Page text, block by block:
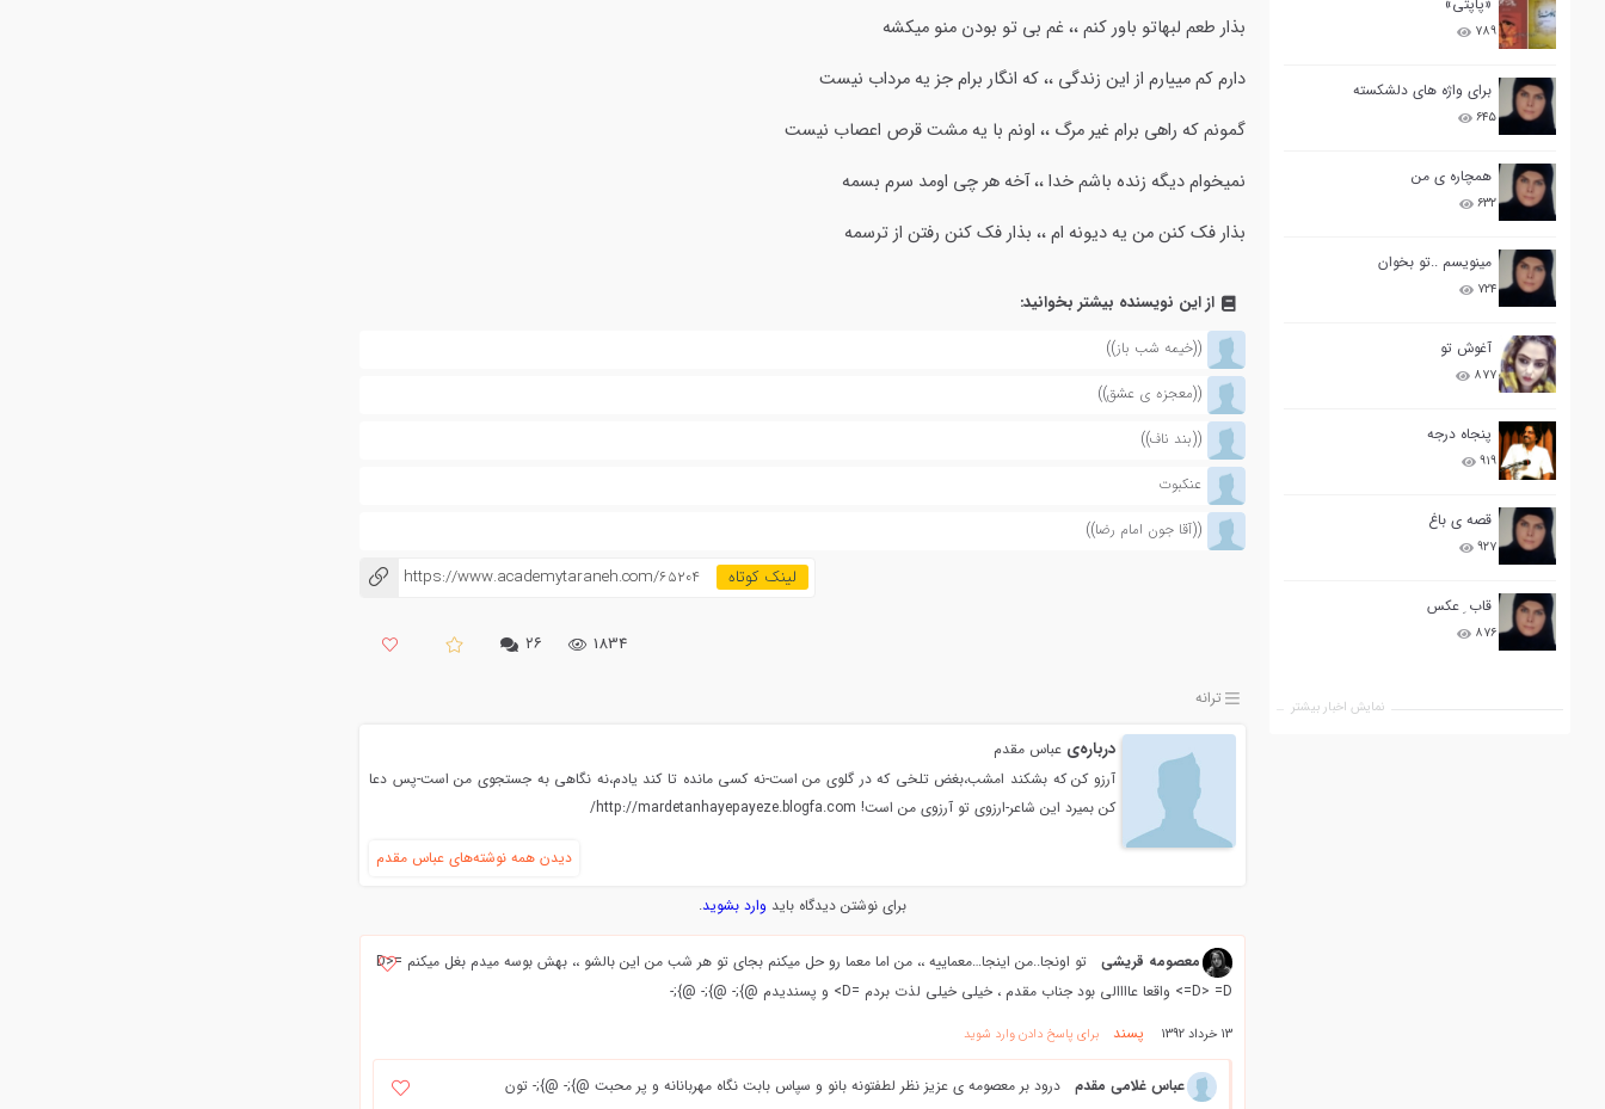
۷۸۹
برای واژه های دلشکسته
۶۴۵
همچاره ی من
۶۳۲
مینویسم ..تو بخوان
۷۲۴
آغوش تو
۸۷۷
پنجاه درجه
۹۱۹
قصه ی باغ
۹۲۷
قاب ِ عکس
۸۷۶
نمایش اخبار بیشتر
بذار طعم لبهاتو باور کنم ،، غم بی تو بودن منو میکشه
دارم کم مییارم از این زندگی ،، که انگار برام جز یه مرداب نیست
گمونم که راهی برام غیر مرگ ،، اونم با یه مشت قرص اعصاب نیست
نمیخوام دیگه زنده باشم خدا ،، آخه هر چی اومد سرم بسمه
بذار فک کنن من یه دیونه ام ،، بذار فک کنن رفتن از ترسمه
از این نویسنده بیشتر بخوانید:
((خیمه شب باز))
((معجزه ی عشق))
((بند ناف))
عنکبوت
((آقا جون امام رضا))
https://www.academytaraneh.com/65204
1834 ۲۶
ترانه
درباره‌یعباس مقدم
آرزو کن که بشکند امشب،بغض تلخی که در گلوی من است-نه کسی مانده تا کند یادم،نه نگاهی به جستجوی من است-پس دعا
کن بمیرد این شاعر-ارزوی تو آرزوی من است! http://mardetanhayepayeze.blogfa.com/
دیدن همه نوشته‌های عباس مقدم
برای نوشتن دیدگاه باید وارد بشوید.
معصومه قریشی
تو اونجا..من اینجا…معماییه ،، من اما معما رو حل میکنم بجای تو هر شب من این بالشو ،، بهش بوسه میدم بغل میکنم =D>
=D> =D> واقعا عاااالی بود جناب مقدم ، خیلی خیلی لذت بردم =D> و پسندیدم @};- @};- @};-
13 خرداد 1392 پسند برای پاسخ دادن وارد شوید
عباس غلامی مقدم درود بر معصومه ی عزیز نظر لطفتونه بانو و سپاس بابت نگاه مهربانانه و پر محبت @};- @};- تون